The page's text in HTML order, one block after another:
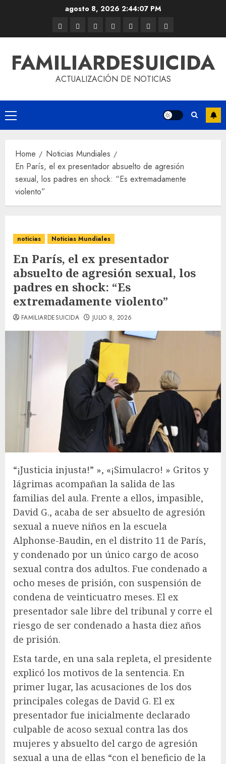
agosto 8, 2026 2:44:07 PM
FAMILIARDESUICIDA
ACTUALIZACIÓN DE NOTICIAS
Home
Noticias Mundiales
En París, el ex presentador absuelto de agresión
sexual, los padres en shock: “Es extremadamente
violento”
noticias Noticias Mundiales
En París, el ex presentador
absuelto de agresión sexual, los
padres en shock: “Es
extremadamente violento”
FAMILIARDESUICIDA JULIO 8, 2026
“¡Justicia injusta!” », «¡Simulacro! » Gritos y
lágrimas acompañan la salida de las
familias del aula. Frente a ellos, impasible,
David G., acaba de ser absuelto de agresión
sexual a nueve niños en la escuela
Alphonse-Baudin, en el distrito 11 de París,
y condenado por un único cargo de acoso
sexual contra dos adultos. Fue condenado a
ocho meses de prisión, con suspensión de
condena de veinticuatro meses. El ex
presentador sale libre del tribunal y corre el
riesgo de ser condenado a hasta diez años
de prisión.
Esta tarde, en una sala repleta, el presidente
explicó los motivos de la sentencia. En
primer lugar, las acusaciones de los dos
principales colegas de David G. El ex
presentador fue inicialmente declarado
culpable de acoso sexual contra las dos
mujeres y absuelto del cargo de agresión
sexual a una de ellas “con el beneficio de la